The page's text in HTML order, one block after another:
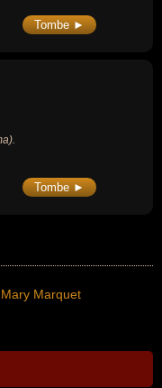
Tombe ►
Tombe ►
Mary Marquet